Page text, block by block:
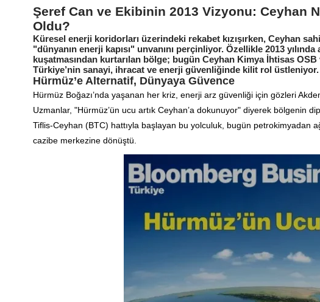
Şeref Can ve Ekibinin 2013 Vizyonu: Ceyhan
Oldu?
Küresel enerji koridorları üzerindeki rekabet kızışırken, Ceyhan
"dünyanın enerji kapısı" unvanını perçinliyor. Özellikle 2013
kuşatmasından kurtarılan bölge; bugün Ceyhan Kimya İhtisas
Türkiye’nin sanayi, ihracat ve enerji güvenliğinde kilit rol üstleniyor.
Hürmüz’e Alternatif, Dünyaya Güvence
Hürmüz Boğazı’nda yaşanan her kriz, enerji arz güvenliği için gözleri
Uzmanlar, "Hürmüz’ün ucu artık Ceyhan’a dokunuyor" diyerek bölgenin
Tiflis-Ceyhan (BTC) hattıyla başlayan bu yolculuk, bugün petrokimyadan
cazibe merkezine dönüştü.